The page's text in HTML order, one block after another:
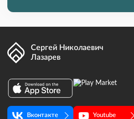
Сергей Николаевич
Лазарев
Вконтакте Youtube